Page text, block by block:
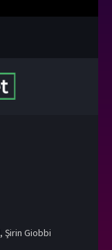
, Şirin Giobbi